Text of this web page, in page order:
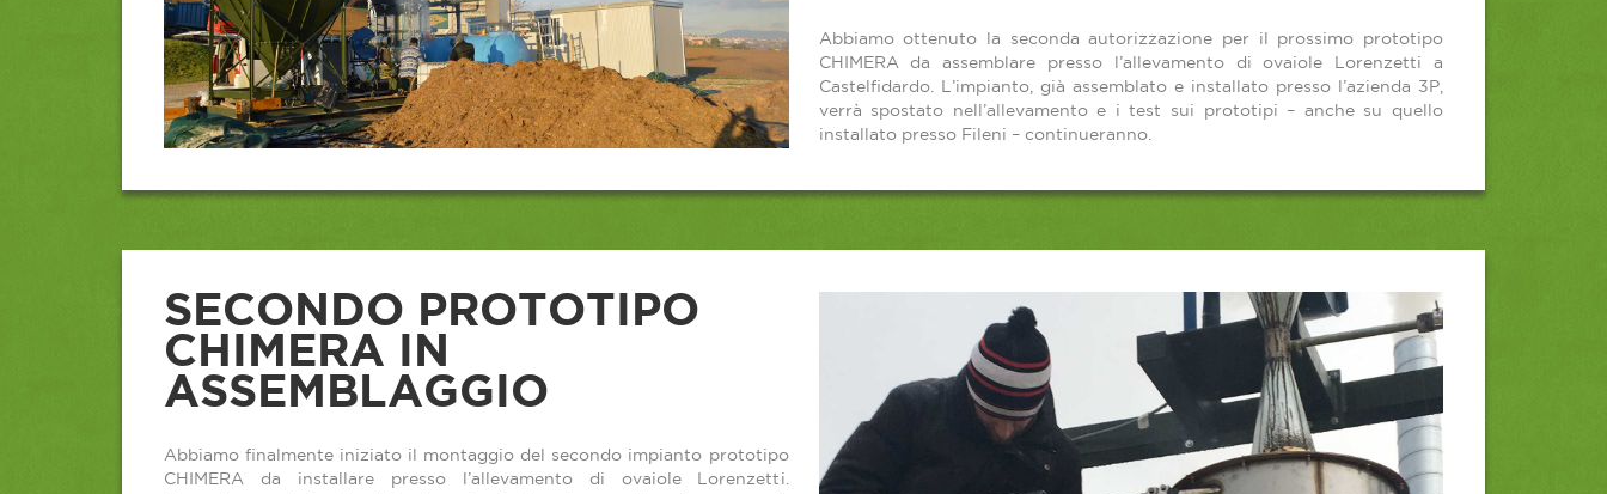
Abbiamo ottenuto la seconda autorizzazione per il prossimo prototipo
CHIMERA da assemblare presso l’allevamento di ovaiole Lorenzetti a
Castelfidardo. L’impianto, già assemblato e installato presso l’azienda 3P,
verrà spostato nell’allevamento e i test sui prototipi – anche su quello
installato presso Fileni – continueranno.
SECONDO PROTOTIPO
CHIMERA IN
ASSEMBLAGGIO
Abbiamo finalmente iniziato il montaggio del secondo impianto prototipo
CHIMERA da installare presso l’allevamento di ovaiole Lorenzetti.